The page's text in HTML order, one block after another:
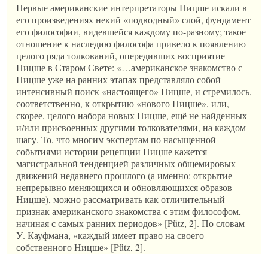
Первые американские интерпретаторы Ницше искали в
его произведениях некий «подводный» слой, фундамент
его философии, видевшейся каждому по-разному; такое
отношение к наследию философа привело к появлению
целого ряда толкований, опередивших восприятие
Ницше в Старом Свете: «…американское знакомство с
Ницше уже на ранних этапах представляло собой
интенсивный поиск «настоящего» Ницше, и стремилось,
соответственно, к открытию «нового Ницше», или,
скорее, целого набора новых Ницше, ещё не найденных
и/или присвоенных другими толкователями, на каждом
шагу. То, что многим экспертам по насыщенной
событиями истории рецепции Ницше кажется
магистральной тенденцией различных общемировых
движений недавнего прошлого (а именно: открытие
непрерывно меняющихся и обновляющихся образов
Ницше), можно рассматривать как отличительный
признак американского знакомства с этим философом,
начиная с самых ранних периодов» [Pütz, 2]. По словам
У. Кауфмана, «каждый имеет право на своего
собственного Ницше» [Pütz, 2].